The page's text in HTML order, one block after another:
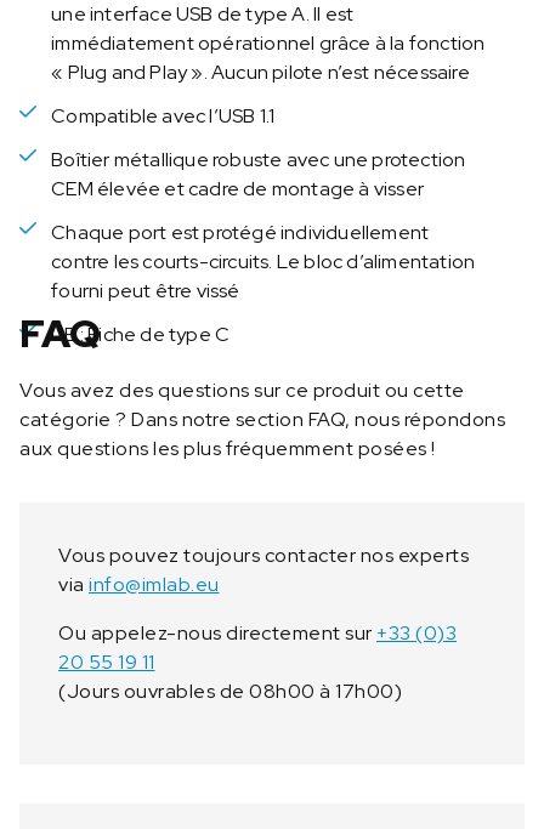
0
o
t
s
une interface USB de type A. Il est
immédiatement opérationnel grâce à la fonction
« Plug and Play ». Aucun pilote n’est nécessaire
Compatible avec l’USB 1.1
Boîtier métallique robuste avec une protection
CEM élevée et cadre de montage à visser
Chaque port est protégé individuellement
contre les courts-circuits. Le bloc d’alimentation
fourni peut être vissé
UE : Fiche de type C
FAQ
Vous avez des questions sur ce produit ou cette
catégorie ? Dans notre section FAQ, nous répondons
aux questions les plus fréquemment posées !
Vous pouvez toujours contacter nos experts
via info@imlab.eu
Ou appelez-nous directement sur +33 (0)3
20 55 19 11
(Jours ouvrables de 08h00 à 17h00)